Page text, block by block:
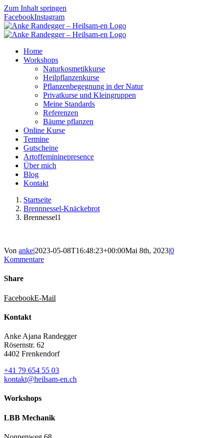
Zum Inhalt springen
FacebookInstagram
Home
Workshops
Naturkosmetikkurse
Heilpflanzenkurse
Pflanzenbegegnung in der Natur
Privatkurse und Kleingruppen
Meine Standards
Referenzen
Bäume pflanzen
Online Kurse
Termine
Gutscheine
Artoffemininepresence
Über mich
Blog
Kontakt
Startseite
Brennnessel-Knäckebrot
Brennessel1
Von anke|2023-05-08T16:48:23+00:00Mai 8th, 2023|0
Kommentare
Share
FacebookE-Mail
Kontakt
Anke Ajana Randegger
Rösernstr. 62
4402 Frenkendorf
+41 79 654 55 03
kontakt@heilsam-en.ch
Workshops
LBB Mechanik